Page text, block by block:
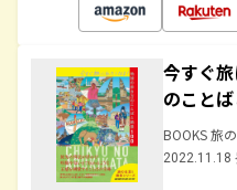
今すぐ
のこと
BOOKS 旅
2022.11.18